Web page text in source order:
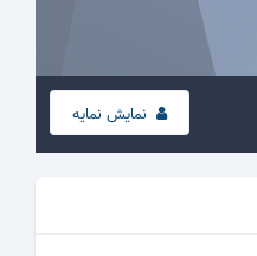
نمایش نمایه